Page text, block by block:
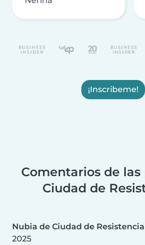
¡Inscribeme!
Comentarios de las
Ciudad de
Nubia de Ciudad de Resistencia
2025